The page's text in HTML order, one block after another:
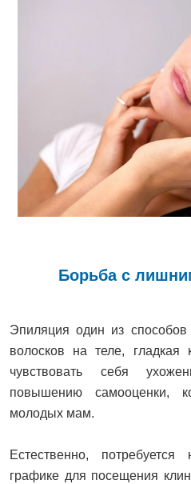
Борьба с
Эпиляция один из способов
волосков на теле,
чувствовать себя
повышению самооценки,
молодых мам.
Естественно,
графике для посещения